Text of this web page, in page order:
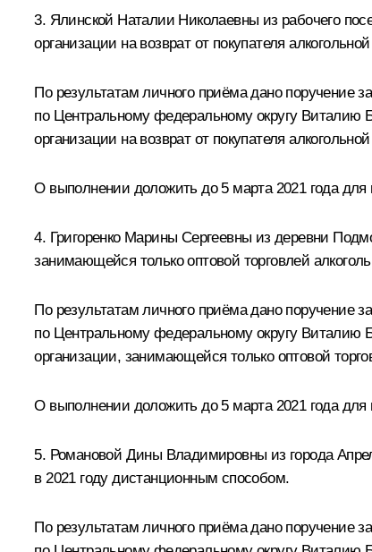
3. Ялинской Наталии Николаевны из рабочего
организации на возврат от покупателя
По результатам личного приёма дано поручение
по Центральному федеральному округу Виталию
организации на возврат от покупателя
О выполнении доложить до 5 марта 2021 года
4. Григоренко Марины Сергеевны из деревни
занимающейся только оптовой торговлей
По результатам личного приёма дано поручение
по Центральному федеральному округу Виталию
организации, занимающейся только оптовой
О выполнении доложить до 5 марта 2021 года
5. Романовой Дины Владимировны из города
в 2021 году дистанционным способом.
По результатам личного приёма дано поручение